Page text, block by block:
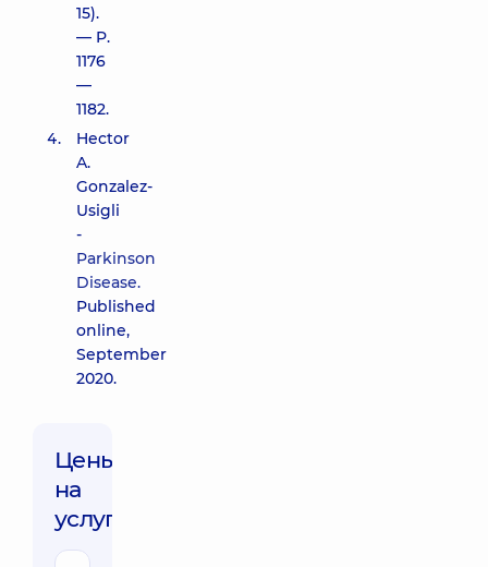
15).
— P.
1176
—
1182.
Hector
A.
Gonzalez-
Usigli
-
Parkinson
Disease.
Published
online,
September
2020.
Цены
на
услуги: